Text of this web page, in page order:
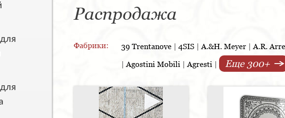
Подсвечник - 1
Распродажа
Фабрики: 39 Trentanove| 4SIS| A.&H. Meyer| A.R.
| Agostini Mobili | Agresti | Еще 300+